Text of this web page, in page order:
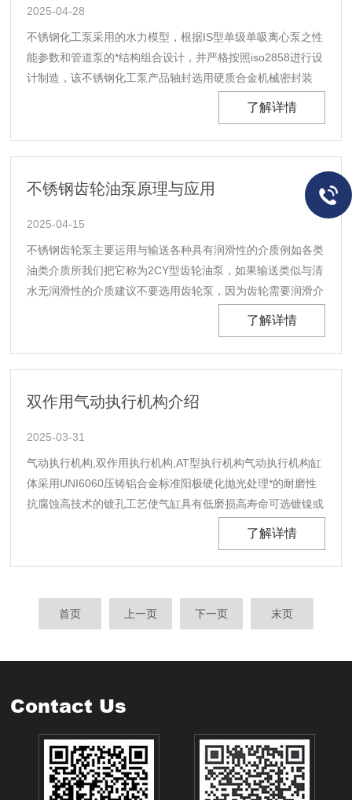
2025-04-28
不锈钢化工泵采用的水力模型，根据IS型单级单吸离心泵之性
能参数和管道泵的*结构组合设计，并严格按照iso2858进行设
计制造，该不锈钢化工泵产品轴封选用硬质合金机械密封装
置，具有高效节能、性能可靠、安装使用方便等特点。不锈钢
优异的动静平衡，保证平稳运行，振动。2.......
了解详情
不锈钢齿轮油泵原理与应用
2025-04-15
不锈钢齿轮泵主要运用与输送各种具有润滑性的介质例如各类
油类介质所我们把它称为2CY型齿轮油泵，如果输送类似与清
水无润滑性的介质建议不要选用齿轮泵，因为齿轮需要润滑介
质来润滑齿轮，不然会对齿轮造成磨损导致不锈钢齿轮泵寿命
组成。齿轮靠两个端面密封，主动齿轮和从动齿轮均......
了解详情
双作用气动执行机构介绍
2025-03-31
气动执行机构,双作用执行机构,AT型执行机构气动执行机构缸
体采用UNI6060压铸铝合金标准阳极硬化抛光处理*的耐磨性
抗腐蚀高技术的镀孔工艺使气缸具有低磨损高寿命可选镀镍或
涂高强环氧树脂漆双作用执行机构同心套叠弹簧设置标准磷化
全拆装SY-DA/SR系列外形尺寸相同。......
了解详情
首页 上一页 下一页 末页
Contact Us